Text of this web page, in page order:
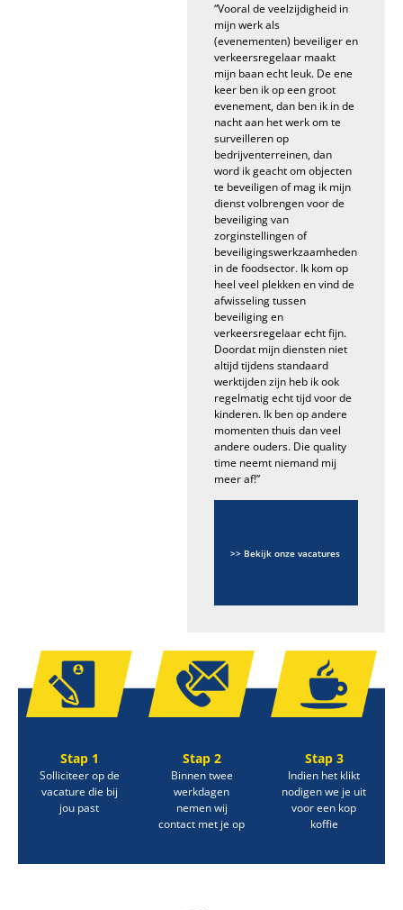
“Vooral de veelzijdigheid in
mijn werk als
(evenementen) beveiliger en
verkeersregelaar maakt
mijn baan echt leuk. De ene
keer ben ik op een groot
evenement, dan ben ik in de
nacht aan het werk om te
surveilleren op
bedrijventerreinen, dan
word ik geacht om objecten
te beveiligen of mag ik mijn
dienst volbrengen voor de
beveiliging van
zorginstellingen of
beveiligingswerkzaamheden
in de foodsector. Ik kom op
heel veel plekken en vind de
afwisseling tussen
beveiliging en
verkeersregelaar echt fijn.
Doordat mijn diensten niet
altijd tijdens standaard
werktijden zijn heb ik ook
regelmatig echt tijd voor de
kinderen. Ik ben op andere
momenten thuis dan veel
andere ouders. Die quality
time neemt niemand mij
meer af!”
>> Bekijk onze vacatures
Stap 1
Solliciteer op de
vacature die bij
jou past
Stap 2
Binnen twee
werkdagen
nemen wij
contact met je op
Stap 3
Indien het klikt
nodigen we je uit
voor een kop
koffie